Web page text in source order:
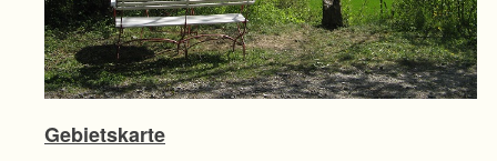
Gebietskarte